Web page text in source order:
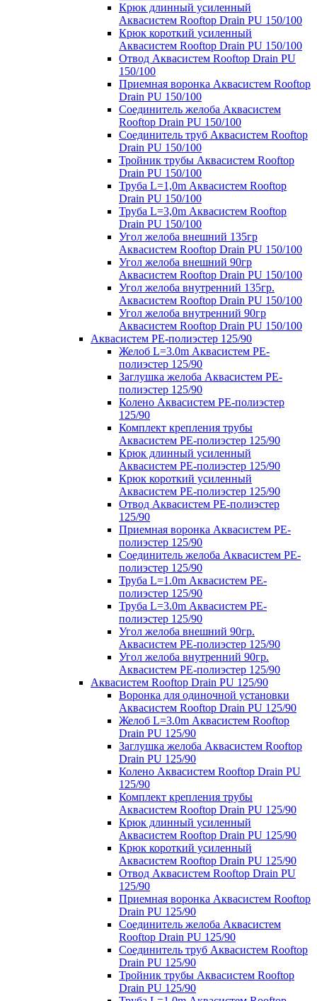
Крюк длинный усиленный
Аквасистем Rooftop Drain PU 150/100
Крюк короткий усиленный
Аквасистем Rooftop Drain PU 150/100
Отвод Аквасистем Rooftop Drain PU
150/100
Приемная воронка Аквасистем Rooftop
Drain PU 150/100
Соединитель желоба Аквасистем
Rooftop Drain PU 150/100
Соединитель труб Аквасистем Rooftop
Drain PU 150/100
Тройник трубы Аквасистем Rooftop
Drain PU 150/100
Труба L=1,0m Аквасистем Rooftop
Drain PU 150/100
Труба L=3,0m Аквасистем Rooftop
Drain PU 150/100
Угол желоба внешний 135гр
Аквасистем Rooftop Drain PU 150/100
Угол желоба внешний 90гр
Аквасистем Rooftop Drain PU 150/100
Угол желоба внутренний 135гр.
Аквасистем Rooftop Drain PU 150/100
Угол желоба внутренний 90гр
Аквасистем Rooftop Drain PU 150/100
Аквасистем PE-полиэстер 125/90
Желоб L=3.0m Аквасистем PE-
полиэстер 125/90
Заглушка желоба Аквасистем PE-
полиэстер 125/90
Колено Аквасистем PE-полиэстер
125/90
Комплект крепления трубы
Аквасистем PE-полиэстер 125/90
Крюк длинный усиленный
Аквасистем PE-полиэстер 125/90
Крюк короткий усиленный
Аквасистем PE-полиэстер 125/90
Отвод Аквасистем РЕ-полиэстер
125/90
Приемная воронка Аквасистем PE-
полиэстер 125/90
Соединитель желоба Аквасистем PE-
полиэстер 125/90
Труба L=1.0m Аквасистем PE-
полиэстер 125/90
Труба L=3.0m Аквасистем PE-
полиэстер 125/90
Угол желоба внешний 90гр.
Аквасистем PE-полиэстер 125/90
Угол желоба внутренний 90гр.
Аквасистем PE-полиэстер 125/90
Аквасистем Rooftop Drain PU 125/90
Воронка для одиночной установки
Аквасистем Rooftop Drain PU 125/90
Желоб L=3.0m Аквасистем Rooftop
Drain PU 125/90
Заглушка желоба Аквасистем Rooftop
Drain PU 125/90
Колено Аквасистем Rooftop Drain PU
125/90
Комплект крепления трубы
Аквасистем Rooftop Drain PU 125/90
Крюк длинный усиленный
Аквасистем Rooftop Drain PU 125/90
Крюк короткий усиленный
Аквасистем Rooftop Drain PU 125/90
Отвод Аквасистем Rooftop Drain PU
125/90
Приемная воронка Аквасистем Rooftop
Drain PU 125/90
Соединитель желоба Аквасистем
Rooftop Drain PU 125/90
Соединитель труб Аквасистем Rooftop
Drain PU 125/90
Тройник трубы Аквасистем Rooftop
Drain PU 125/90